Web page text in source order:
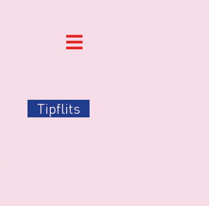
Tipflits